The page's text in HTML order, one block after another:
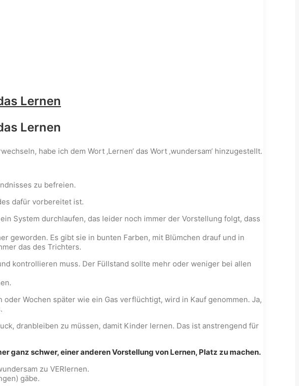
Lernen
Lernen
habe ich dem Wort ‚Lernen‘ das Wort ‚wundersam‘ hinzugestellt.
zu befreien.
dafür vorbereitet ist.
System durchlaufen, das leider noch immer der Vorstellung folgt, dass
geworden. Es gibt sie in bunten Farben, mit Blümchen drauf und in
das des Trichters.
kontrollieren muss. Der Füllstand sollte mehr oder weniger bei allen
Wochen später wie ein Gas verflüchtigt, wird in Kauf genommen. Ja,
dranbleiben zu müssen, damit Kinder lernen. Das ist anstrengend für
ganz schwer, einer anderen Vorstellung von Lernen, Platz zu machen.
zu VERlernen.
gäbe.